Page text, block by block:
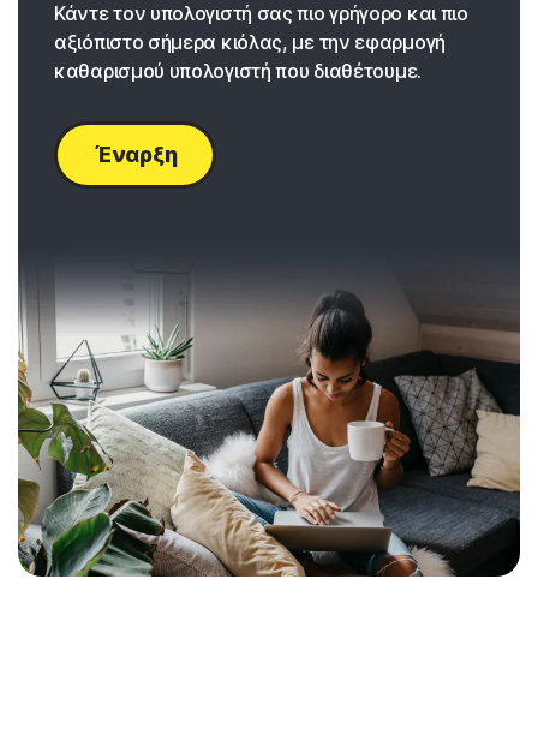
Κάντε τον υπολογιστή σας πιο γρήγορο και πιο
αξιόπιστο σήμερα κιόλας, με την εφαρμογή
καθαρισμού υπολογιστή που διαθέτουμε.
Έναρξη